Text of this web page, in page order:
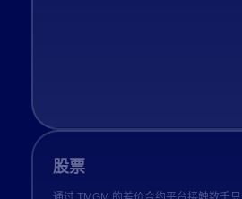
股票